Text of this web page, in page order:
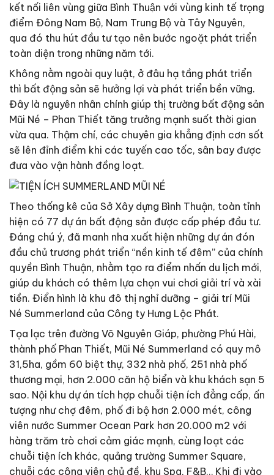
kết nối liên vùng giữa Bình Thuận với vùng kinh tế trọng
điểm Đông Nam Bộ, Nam Trung Bộ và Tây Nguyên,
qua đó thu hút đầu tư tạo nên bước ngoặt phát triển
toàn diện trong những năm tới.
Không nằm ngoài quy luật, ở đâu hạ tầng phát triển
thì bất động sản sẽ hưởng lợi và phát triển bền vững.
Đây là nguyên nhân chính giúp thị trường bất động sản
Mũi Né – Phan Thiết tăng trưởng mạnh suốt thời gian
vừa qua. Thậm chí, các chuyên gia khẳng định cơn sốt
sẽ lên đỉnh điểm khi các tuyến cao tốc, sân bay được
đưa vào vận hành đồng loạt.
Theo thống kê của Sở Xây dựng Bình Thuận, toàn tỉnh
hiện có 77 dự án bất động sản được cấp phép đầu tư.
Đáng chú ý, đã manh nha xuất hiện những dự án đón
đầu chủ trương phát triển “nền kinh tế đêm” của chính
quyền Bình Thuận, nhằm tạo ra điểm nhấn du lịch mới,
giúp du khách có thêm lựa chọn vui chơi giải trí và xài
tiền. Điển hình là khu đô thị nghỉ dưỡng – giải trí Mũi
Né Summerland của Công ty Hưng Lộc Phát.
Tọa lạc trên đường Võ Nguyên Giáp, phường Phú Hài,
thành phố Phan Thiết, Mũi Né Summerland có quy mô
31,5ha, gồm 60 biệt thự, 332 nhà phố, 251 nhà phố
thương mại, hơn 2.000 căn hộ biển và khu khách sạn 5
sao. Nội khu dự án tích hợp chuỗi tiện ích đẳng cấp, ấn
tượng như chợ đêm, phố đi bộ hơn 2.000 mét, công
viên nước Summer Ocean Park hơn 20.000 m2 với
hàng trăm trò chơi cảm giác mạnh, cùng loạt các
chuỗi tiện ích khác, quảng trường Summer Square,
chuỗi các công viên chủ đề, khu Spa, F&B… Khi đi vào